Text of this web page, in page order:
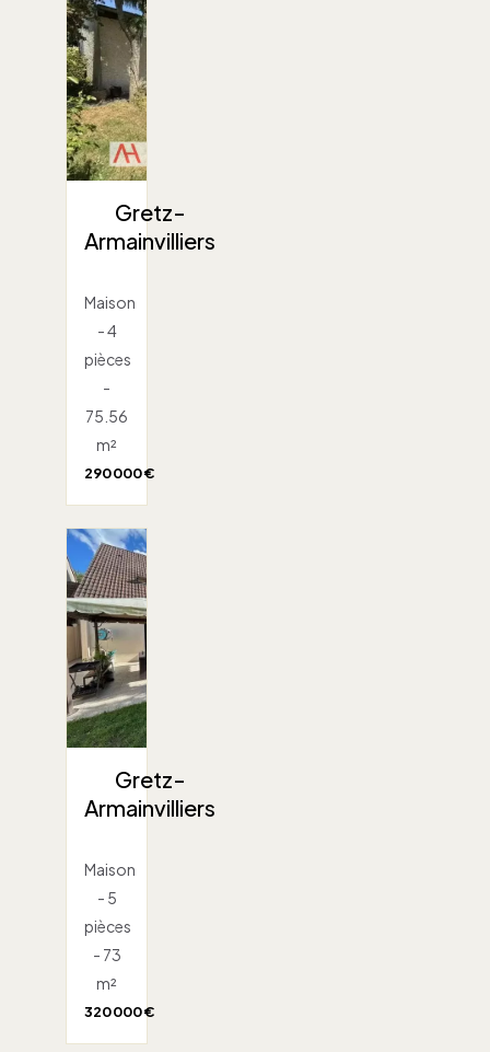
Gretz-
Armainvilliers
Maison
- 4
pièces
-
75.56
m²
290 000 €
Gretz-
Armainvilliers
Maison
- 5
pièces
- 73
m²
320 000 €